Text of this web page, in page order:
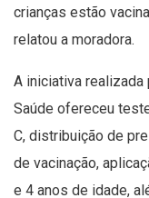
crianças estão
relatou a moradora.
A iniciativa realizada
Saúde ofereceu
C, distribuição de
de vacinação,
e 4 anos de idade,